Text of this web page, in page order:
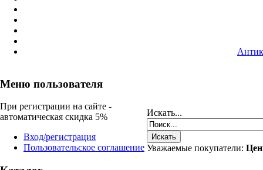
Меню пользователя
При регистрации на сайте -
автоматическая скидка 5%
Вход/регистрация
Пользовательское соглашение
Искать...
Уважаемые покупатели: